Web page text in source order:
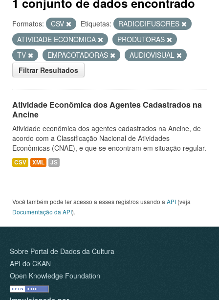
Formatos: CSV Etiquetas:
RADIODIFUSORES
ATIVIDADE ECONÔMICA
PRODUTORAS
TV
EMPACOTADORAS
AUDIOVISUAL
Filtrar Resultados
Atividade Econômica dos Agentes Cadastrados na
Ancine
Atividade econômica dos agentes cadastrados na Ancine, de
acordo com a Classificação Nacional de Atividades
Econômicas (CNAE), e que se encontram em situação regular.
CSV XML JS
Você também pode ter acesso a esses registros usando a API (veja
Documentação da API).
Sobre Portal de Dados da Cultura
API do CKAN
Open Knowledge Foundation